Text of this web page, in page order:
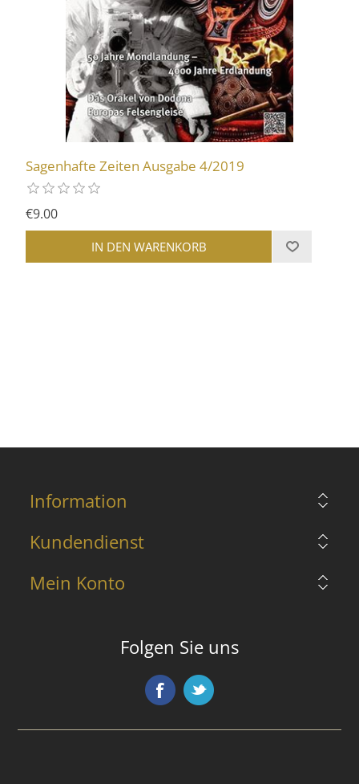
Sagenhafte Zeiten Ausgabe 4/2019
€9.00
Information
Kundendienst
Mein Konto
Folgen Sie uns